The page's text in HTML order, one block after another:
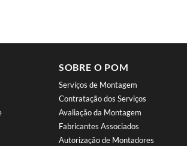
SOBRE O POM
Serviços de Montagem
Contratação dos Serviços
Avaliação da Montagem
Fabricantes Associados
Autorização de Montadores